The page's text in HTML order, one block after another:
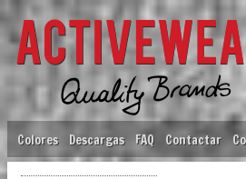
Colores Descargas FAQ Contactar